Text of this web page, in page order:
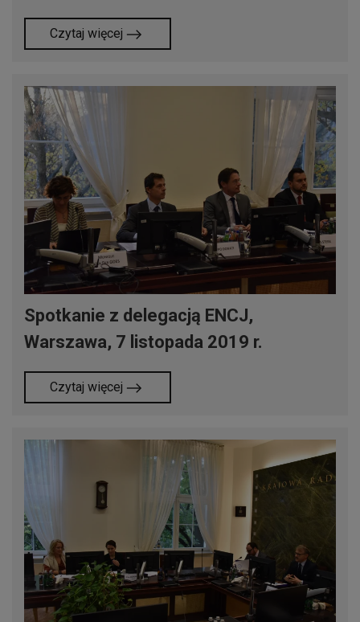
Czytaj więcej
Spotkanie z delegacją ENCJ,
Warszawa, 7 listopada 2019 r.
Czytaj więcej